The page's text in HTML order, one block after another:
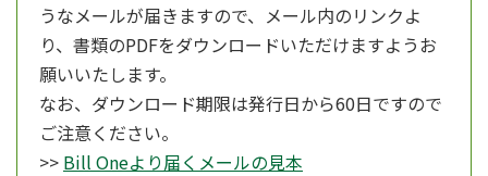
うなメールが届きますので、メール内のリンクよ
り、書類のPDFをダウンロードいただけますようお
願いいたします。
なお、ダウンロード期限は発行日から60日ですので
ご注意ください。
>> Bill Oneより届くメールの見本